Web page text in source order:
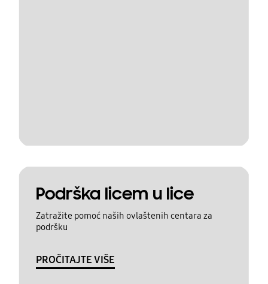
Podrška licem u lice
Zatražite pomoć naših ovlaštenih centara za
podršku
PROČITAJTE VIŠE